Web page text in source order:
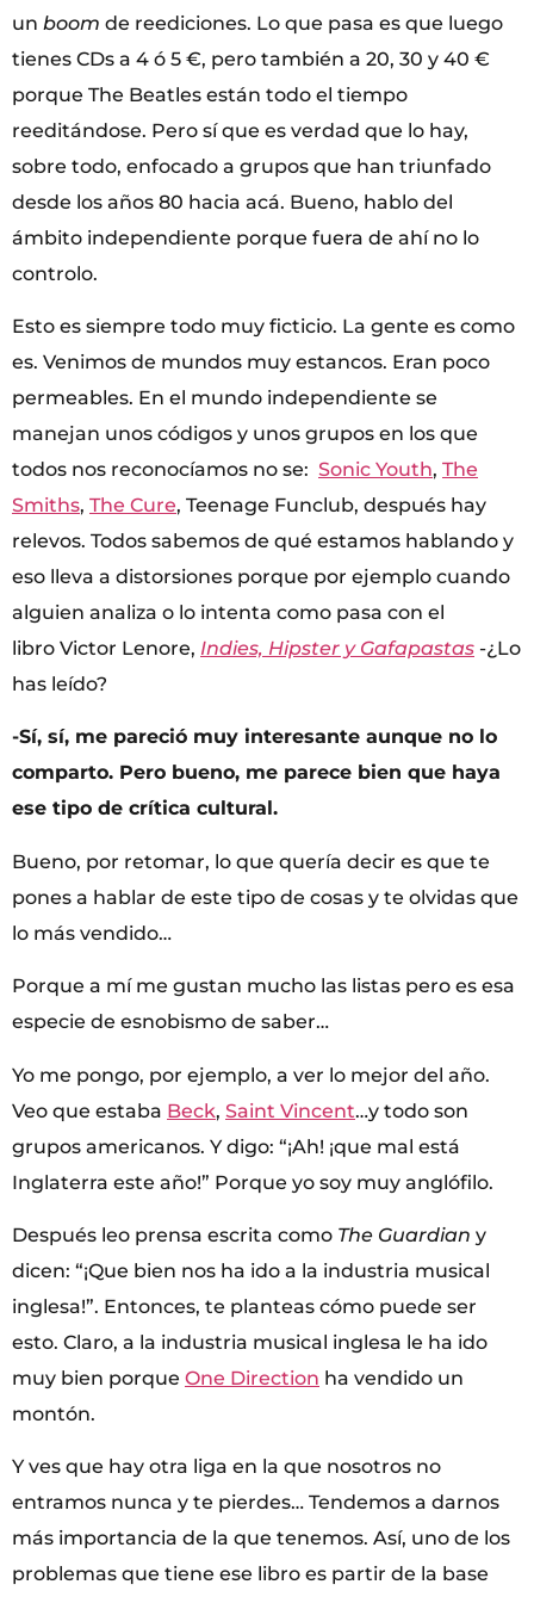
un boom de reediciones. Lo que pasa es que luego
tienes CDs a 4 ó 5 €, pero también a 20, 30 y 40 €
porque The Beatles están todo el tiempo
reeditándose. Pero sí que es verdad que lo hay,
sobre todo, enfocado a grupos que han triunfado
desde los años 80 hacia acá. Bueno, hablo del
ámbito independiente porque fuera de ahí no lo
controlo.
Esto es siempre todo muy ficticio. La gente es como
es. Venimos de mundos muy estancos. Eran poco
permeables. En el mundo independiente se
manejan unos códigos y unos grupos en los que
todos nos reconocíamos no se: Sonic Youth, The
Smiths, The Cure, Teenage Funclub, después hay
relevos. Todos sabemos de qué estamos hablando y
eso lleva a distorsiones porque por ejemplo cuando
alguien analiza o lo intenta como pasa con el
libro Victor Lenore, Indies, Hipster y Gafapastas -¿Lo
has leído?
-Sí, sí, me pareció muy interesante aunque no lo
comparto. Pero bueno, me parece bien que haya
ese tipo de crítica cultural.
Bueno, por retomar, lo que quería decir es que te
pones a hablar de este tipo de cosas y te olvidas que
lo más vendido…
Porque a mí me gustan mucho las listas pero es esa
especie de esnobismo de saber…
Yo me pongo, por ejemplo, a ver lo mejor del año.
Veo que estaba Beck, Saint Vincent…y todo son
grupos americanos. Y digo: “¡Ah! ¡que mal está
Inglaterra este año!” Porque yo soy muy anglófilo.
Después leo prensa escrita como The Guardian y
dicen: “¡Que bien nos ha ido a la industria musical
inglesa!”. Entonces, te planteas cómo puede ser
esto. Claro, a la industria musical inglesa le ha ido
muy bien porque One Direction ha vendido un
montón.
Y ves que hay otra liga en la que nosotros no
entramos nunca y te pierdes… Tendemos a darnos
más importancia de la que tenemos. Así, uno de los
problemas que tiene ese libro es partir de la base